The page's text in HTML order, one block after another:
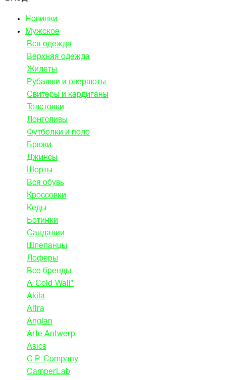
Новинки
Мужское
Вся одежда
Верхняя одежда
Жилеты
Рубашки и овершоты
Свитеры и кардиганы
Толстовки
Лонгсливы
Футболки и поло
Брюки
Джинсы
Шорты
Вся обувь
Кроссовки
Кеды
Ботинки
Сандалии
Шлепанцы
Лоферы
Все бренды
A-Cold-Wall*
Akila
Altra
Anglan
Arte Antwerp
Asics
C.P. Company
CamperLab